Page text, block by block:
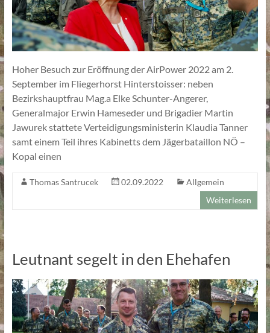
Hoher Besuch zur Eröffnung der AirPower 2022 am 2.
September im Fliegerhorst Hinterstoisser: neben
Bezirkshauptfrau Mag.a Elke Schunter-Angerer,
Generalmajor Erwin Hameseder und Brigadier Martin
Jawurek stattete Verteidigungsministerin Klaudia Tanner
samt einem Teil ihres Kabinetts dem Jägerbataillon NÖ –
Kopal einen
Thomas Santrucek 02.09.2022
Allgemein
Weiterlesen
Leutnant segelt in den Ehehafen